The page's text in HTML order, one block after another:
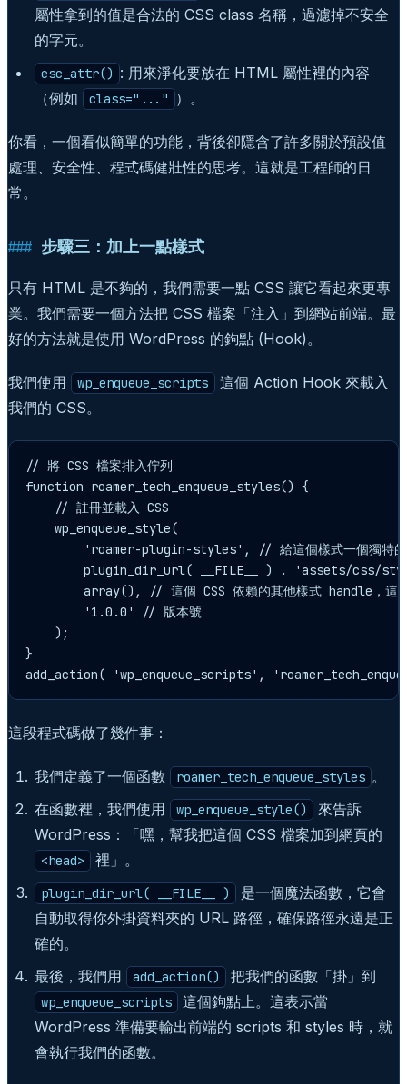
屬性拿到的值是合法的 CSS class 名稱，過濾掉不安全
的字元。
esc_attr() : 用來淨化要放在 HTML 屬性裡的內容
（例如
class="..." ）。
你看，一個看似簡單的功能，背後卻隱含了許多關於預設值
處理、安全性、程式碼健壯性的思考。這就是工程師的日
常。
步驟三：加上一點樣式
只有 HTML 是不夠的，我們需要一點 CSS 讓它看起來更專
業。我們需要一個方法把 CSS 檔案「注入」到網站前端。最
好的方法就是使用 WordPress 的鉤點 (Hook)。
我們使用 wp_enqueue_scripts
這個 Action Hook 來載入
我們的 CSS。
// 將 CSS 檔案排入佇列
function roamer_tech_enqueue_styles() {
    // 註冊並載入 CSS
    wp_enqueue_style(
'roamer-plugin-styles', // 給這個樣式一個獨特
plugin_dir_url( __FILE__ ) . 'assets/css/
array(), // 這個 CSS 依賴的其他樣式 handle，這
        '1.0.0' // 版本號
    );
}
add_action( 'wp_enqueue_scripts',
這段程式碼做了幾件事：
我們定義了一個函數 roamer_tech_enqueue_styles 。
在函數裡，我們使用
wp_enqueue_style()
來告訴
WordPress：「嘿，幫我把這個 CSS 檔案加到網頁的
<head> 裡」。
plugin_dir_url( __FILE__ )
是一個魔法函數，它會
自動取得你外掛資料夾的 URL 路徑，確保路徑永遠是正
確的。
最後，我們用
add_action() 把我們的函數「掛」到
wp_enqueue_scripts
這個鉤點上。這表示當
WordPress 準備要輸出前端的 scripts 和 styles 時，就
會執行我們的函數。